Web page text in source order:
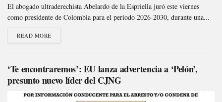
El abogado ultraderechista Abelardo de la Espriella juró este viernes
como presidente de Colombia para el periodo 2026-2030, durante una...
READ MORE
‘Te encontraremos’: EU lanza advertencia a ‘Pelón’,
presunto nuevo líder del CJNG